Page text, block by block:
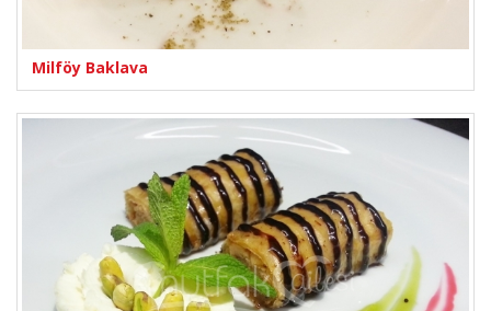
Milföy Baklava